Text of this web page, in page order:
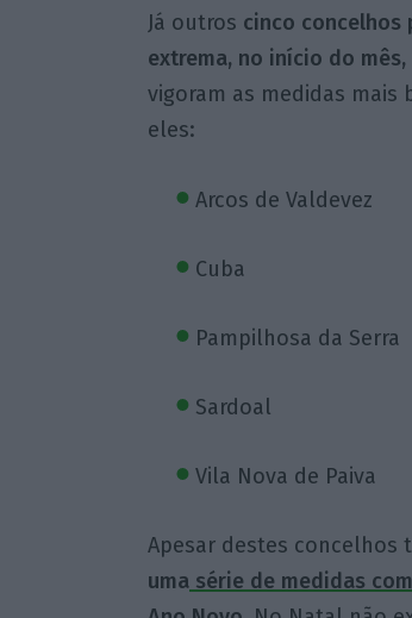
Já outros cinco concelhos
extrema, no início do
vigoram as medidas
eles:
Arcos de Valdevez
Cuba
Pampilhosa da Serra
Sardoal
Vila Nova de Paiva
Apesar destes concelhos
umasérie de medidas